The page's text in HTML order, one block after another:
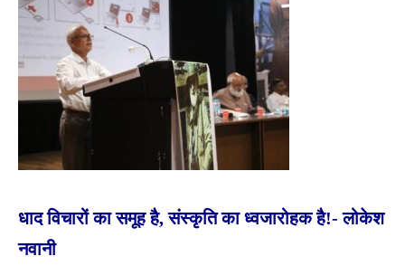
धाद विचारों का समूह है, संस्कृति का ध्वजारोहक है!- लोकेश
नवानी